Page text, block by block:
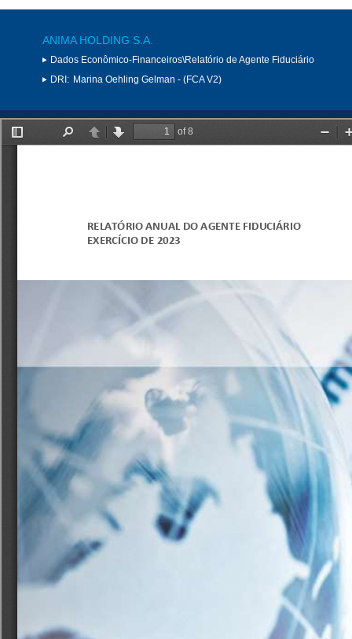
ANIMA HOLDING S.A.
Dados Econômico-Financeiros\Relatório de Agente Fiduciário
DRI: Marina Oehling Gelman - (FCA V2)